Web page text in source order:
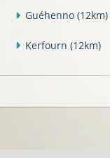
Guéhenno (12km)
Kerfourn (12km)